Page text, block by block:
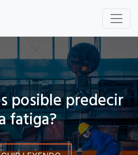
posible predecir
fatiga?